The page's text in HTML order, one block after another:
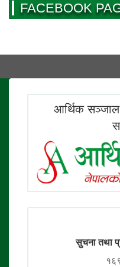
FACEBOOK
आर्थिक सञ्जाल
सुचना तथा